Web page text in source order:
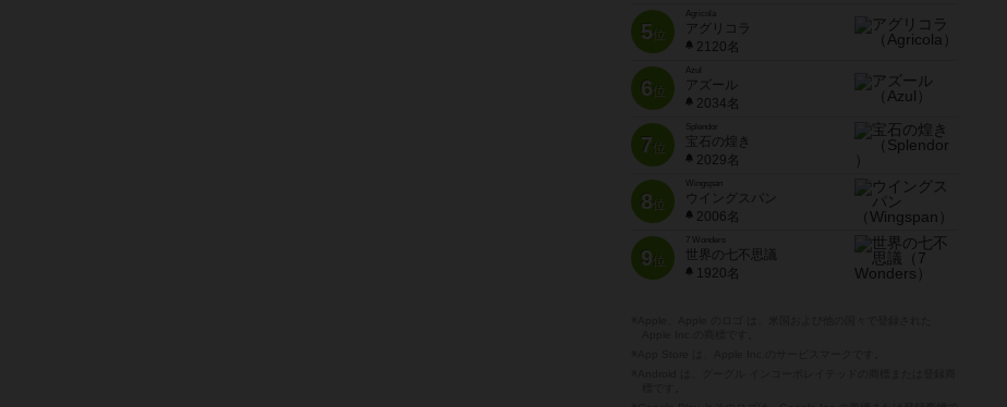
5位
Agricola
アグリコラ
2120名
6位
Azul
アズール
2034名
7位
宝石の煌き
2029名
8位
Wingspan
ウイングスパン
2006名
9位
7 Wonders
世界の七不思議
1920名